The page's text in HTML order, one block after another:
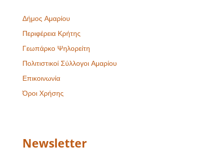
Δήμος Αμαρίου
Περιφέρεια Κρήτης
Γεωπάρκο Ψηλορείτη
Πολιτιστικοί Σύλλογοι Αμαρίου
Επικοινωνία
Όροι Χρήσης
Newsletter